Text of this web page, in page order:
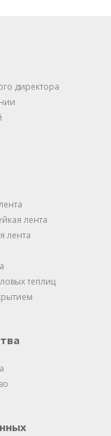
директора
лента
лента
теплиц